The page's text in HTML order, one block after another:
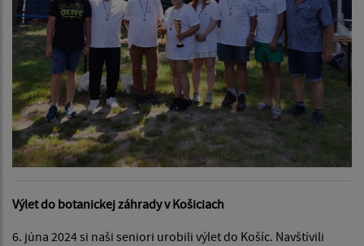
Výlet do botanickej záhrady v Košiciach
6. júna 2024 si naši seniori urobili výlet do Košíc. Navštívili